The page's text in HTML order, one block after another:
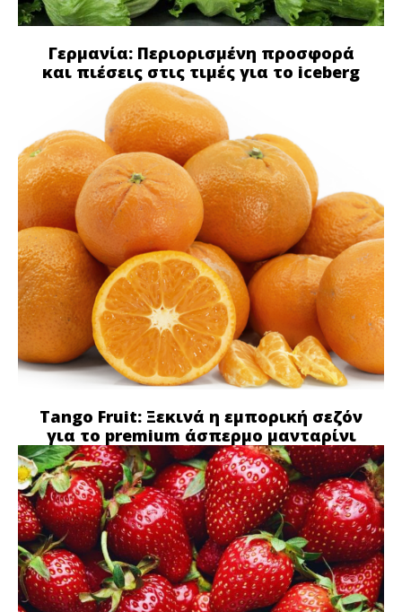
Γερμανία: Περιορισμένη προσφορά
και πιέσεις στις τιμές για το iceberg
Tango Fruit: Ξεκινά η εμπορική σεζόν
για το premium άσπερμο μανταρίνι